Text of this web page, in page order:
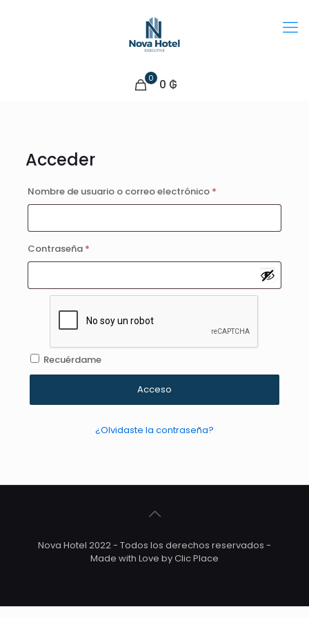
0 0 ₲
Acceder
Nombre de usuario o correo electrónico *Obligatorio
Contraseña *Obligatorio
Recuérdame
Acceso
¿Olvidaste la contraseña?
Nova Hotel 2022 - Todos los derechos reservados -
Made with Love by Clic Place